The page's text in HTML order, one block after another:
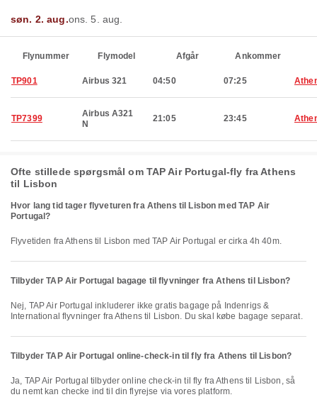
søn. 2. aug.ons. 5. aug.
Flynummer Flymodel Afgår Ankommer
TP901 Airbus 321 04:50 07:25
TP7399
Airbus A321
N
21:05 23:45
Ofte stillede spørgsmål om TAP Air Portugal-fly fra Athens
til Lisbon
Hvor lang tid tager flyveturen fra Athens til Lisbon med TAP Air
Portugal?
Flyvetiden fra Athens til Lisbon med TAP Air Portugal er cirka 4h 40m.
Tilbyder TAP Air Portugal bagage til flyvninger fra Athens til Lisbon?
Nej, TAP Air Portugal inkluderer ikke gratis bagage på Indenrigs &
International flyvninger fra Athens til Lisbon. Du skal købe bagage separat.
Tilbyder TAP Air Portugal online-check-in til fly fra Athens til Lisbon?
Ja, TAP Air Portugal tilbyder online check-in til fly fra Athens til Lisbon, så
du nemt kan checke ind til din flyrejse via vores platform.